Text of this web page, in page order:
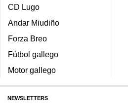
CD Lugo
Andar Miudiño
Forza Breo
Fútbol gallego
Motor gallego
NEWSLETTERS